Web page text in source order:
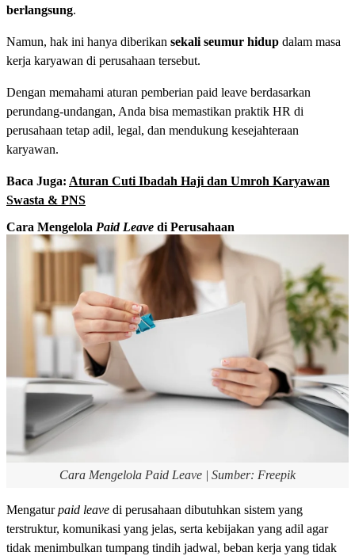
berlangsung.
Namun, hak ini hanya diberikan sekali seumur hidup dalam masa
kerja karyawan di perusahaan tersebut.
Dengan memahami aturan pemberian paid leave berdasarkan
perundang-undangan, Anda bisa memastikan praktik HR di
perusahaan tetap adil, legal, dan mendukung kesejahteraan
karyawan.
Baca Juga: Aturan Cuti Ibadah Haji dan Umroh Karyawan
Swasta & PNS
Cara Mengelola Paid Leave di Perusahaan
Cara Mengelola Paid Leave | Sumber: Freepik
Mengaturpaid leave di perusahaan dibutuhkan sistem yang
terstruktur, komunikasi yang jelas, serta kebijakan yang adil agar
tidak menimbulkan tumpang tindih jadwal, beban kerja yang tidak